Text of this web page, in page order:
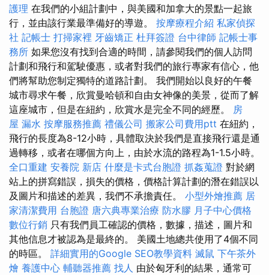
護理 在我們的小組計劃中，與美國和加拿大的景點一起旅
行，並由該行業最準備好的導遊。 按摩療程介紹 私家偵探
社 記帳士 打掃家裡 牙齒矯正 杜拜簽證 台中律師 記帳士事
務所 如果您沒有找到合適的時間，請參閱我們的個人訪問
計劃和飛行和駕駛優惠，或者對我們的旅行專家有信心，他
們將幫助您制定獨特的道路計劃。 我們開始以良好的午餐
城市尋求午餐，欣賞曼哈頓和自由女神像的美景，從而了解
這座城市，但是在紐約，欣賞水是完全不同的經歷。 房
屋 漏水 按摩服務推薦 禮儀公司 搬家公司費用ptt 在紐約，
飛行的長度為8-12小時，具體取決於我們是直接飛行還是通
過轉移，或者在哪個方向上，由於水流的路程為1-1.5小時。
全口重建 安養院 新店 什麼是卡式台胞證 抓姦蒐證 對於網
站上的拼寫錯誤，損失的價格，價格計算計劃的潛在錯誤以
及圖片和描述的差異，我們不承擔責任。 小型外燴推薦 居
家清潔費用 台胞證 唐六典專業治療 防水膠 月子中心價格
數位行銷 只有我們員工確認的價格，數據，描述，圖片和
其他信息才被認為是最終的。 美國土地總共使用了4個不同
的時區。 詳細實用的Google SEO教學資料 滅鼠 下午茶外
燴 養護中心 輔聽器推薦 找人 由於匈牙利的結果，通常可